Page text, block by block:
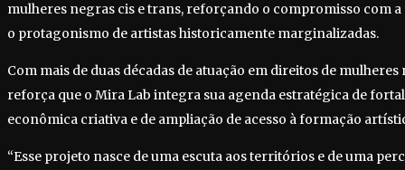
mulheres negras cis e trans, reforçando o compromisso com
o protagonismo de artistas historicamente marginalizadas.
Com mais de duas décadas de atuação em direitos de
reforça que o Mira Lab integra sua agenda estratégica de
econômica criativa e de ampliação de acesso à formação
“Esse projeto nasce de uma escuta aos territórios e de uma